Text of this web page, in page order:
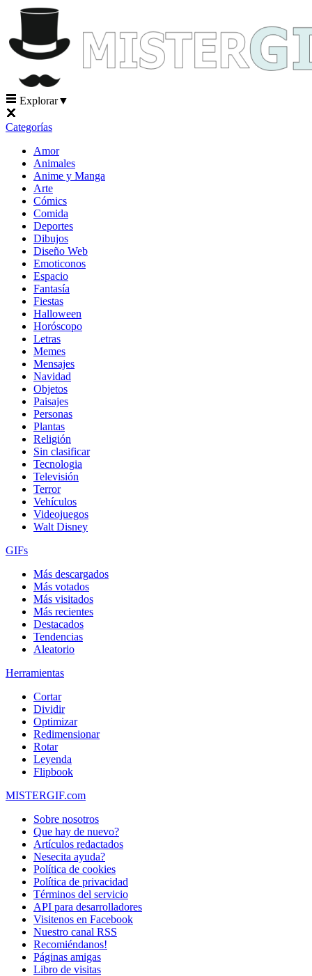
Explorar▼
Categorías
Amor
Animales
Anime y Manga
Arte
Cómics
Comida
Deportes
Dibujos
Diseño Web
Emoticonos
Espacio
Fantasía
Fiestas
Halloween
Horóscopo
Letras
Memes
Mensajes
Navidad
Objetos
Paisajes
Personas
Plantas
Religión
Sin clasificar
Tecnologia
Televisión
Terror
Vehículos
Videojuegos
Walt Disney
GIFs
Más descargados
Más votados
Más visitados
Más recientes
Destacados
Tendencias
Aleatorio
Herramientas
Cortar
Dividir
Optimizar
Redimensionar
Rotar
Leyenda
Flipbook
MISTERGIF.com
Sobre nosotros
Que hay de nuevo?
Artículos redactados
Nesecita ayuda?
Política de cookies
Política de privacidad
Términos del servicio
API para desarrolladores
Visitenos en Facebook
Nuestro canal RSS
Recomiéndanos!
Páginas amigas
Libro de visitas